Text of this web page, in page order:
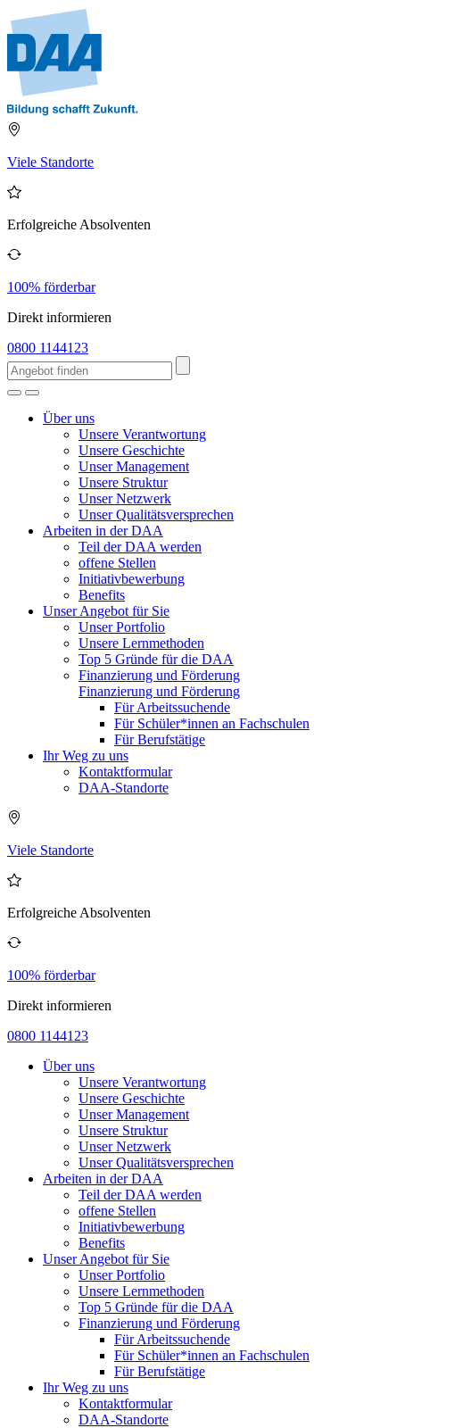
Viele Standorte
Erfolgreiche Absolventen
100% förderbar
Direkt informieren
0800 1144123
Über uns
Unsere Verantwortung
Unsere Geschichte
Unser Management
Unsere Struktur
Unser Netzwerk
Unser Qualitätsversprechen
Arbeiten in der DAA
Teil der DAA werden
offene Stellen
Initiativbewerbung
Benefits
Unser Angebot für Sie
Unser Portfolio
Unsere Lernmethoden
Top 5 Gründe für die DAA
Finanzierung und Förderung
Finanzierung und Förderung
Für Arbeitssuchende
Für Schüler*innen an Fachschulen
Für Berufstätige
Ihr Weg zu uns
Kontaktformular
DAA-Standorte
Viele Standorte
Erfolgreiche Absolventen
100% förderbar
Direkt informieren
0800 1144123
Über uns
Unsere Verantwortung
Unsere Geschichte
Unser Management
Unsere Struktur
Unser Netzwerk
Unser Qualitätsversprechen
Arbeiten in der DAA
Teil der DAA werden
offene Stellen
Initiativbewerbung
Benefits
Unser Angebot für Sie
Unser Portfolio
Unsere Lernmethoden
Top 5 Gründe für die DAA
Finanzierung und Förderung
Für Arbeitssuchende
Für Schüler*innen an Fachschulen
Für Berufstätige
Ihr Weg zu uns
Kontaktformular
DAA-Standorte